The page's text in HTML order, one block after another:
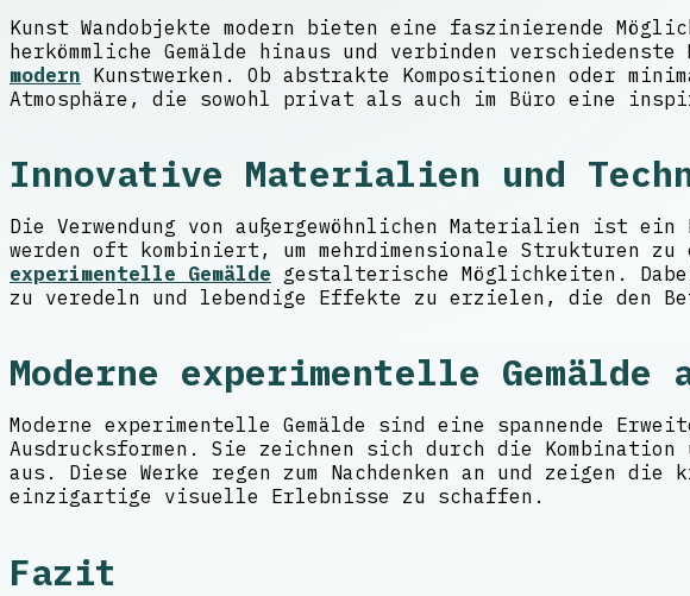
Kunst Wandobjekte modern bieten eine faszinierende
herkömmliche Gemälde hinaus und verbinden
modern Kunstwerken. Ob abstrakte Kompositionen oder
Atmosphäre, die sowohl privat als auch im Büro eine
Innovative Materialien und
Die Verwendung von außergewöhnlichen Materialien ist
werden oft kombiniert, um mehrdimensionale Strukturen
experimentelle Gemälde gestalterische Möglichkeiten.
zu veredeln und lebendige Effekte zu erzielen, die den
Moderne experimentelle
Moderne experimentelle Gemälde sind eine spannende
Ausdrucksformen. Sie zeichnen sich durch die
aus. Diese Werke regen zum Nachdenken an und
einzigartige visuelle Erlebnisse zu schaffen.
Fazit